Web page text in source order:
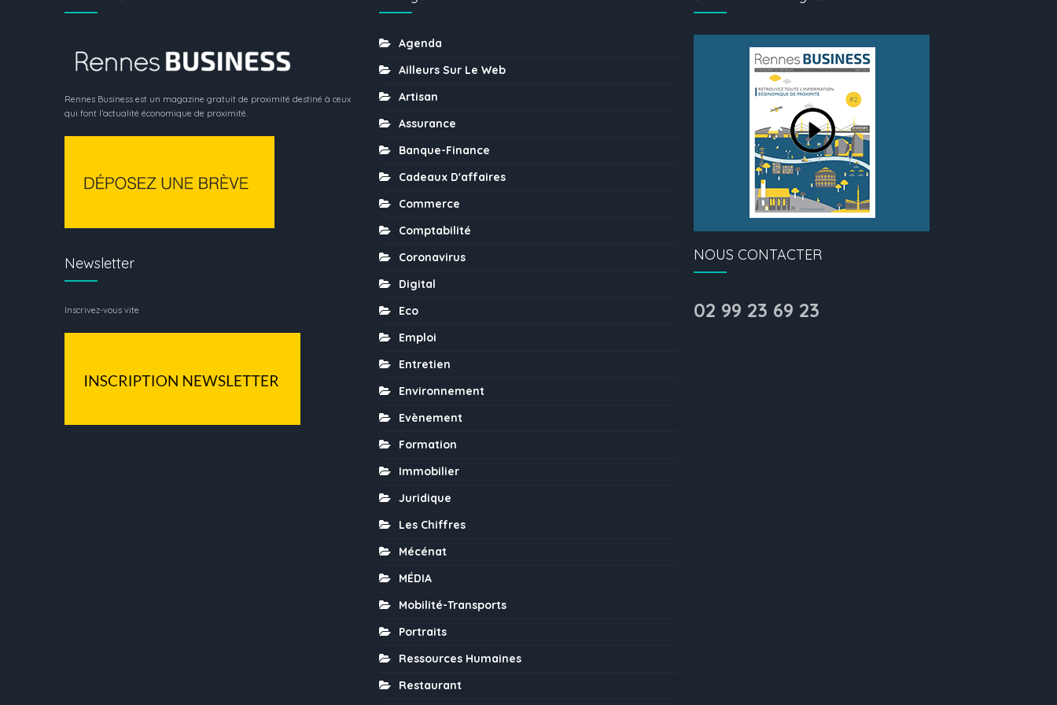
Rennes Business est un magazine gratuit de proximité destiné à ceux
qui font l’actualité économique de proximité.
Newsletter
Inscrivez-vous vite
Agenda
Ailleurs Sur Le Web
Artisan
Assurance
Banque-Finance
Cadeaux D'affaires
Commerce
Comptabilité
Coronavirus
Digital
Eco
Emploi
Entretien
Environnement
Evènement
Formation
Immobilier
Juridique
Les Chiffres
Mécénat
MÉDIA
Mobilité-Transports
Portraits
Ressources Humaines
Restaurant
NOUS CONTACTER
02 99 23 69 23